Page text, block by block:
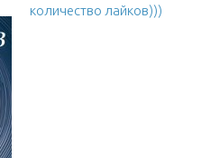
количество лайков)))